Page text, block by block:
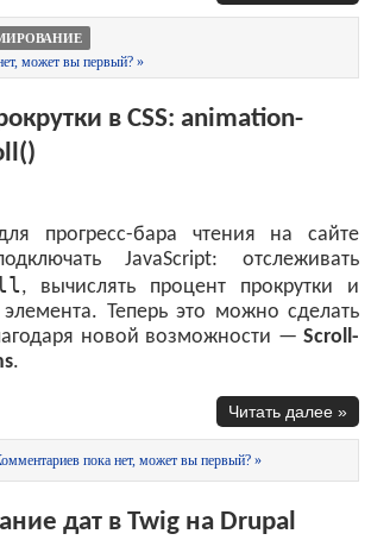
может вы первый? »
в CSS: animation-
прогресс-бара чтения на сайте
JavaScript: отслеживать
, вычислять процент прокрутки и
Теперь это можно сделать
новой возможности — Scroll-
.
Читать далее »
пока нет, может вы первый? »
дат в Twig на Drupal